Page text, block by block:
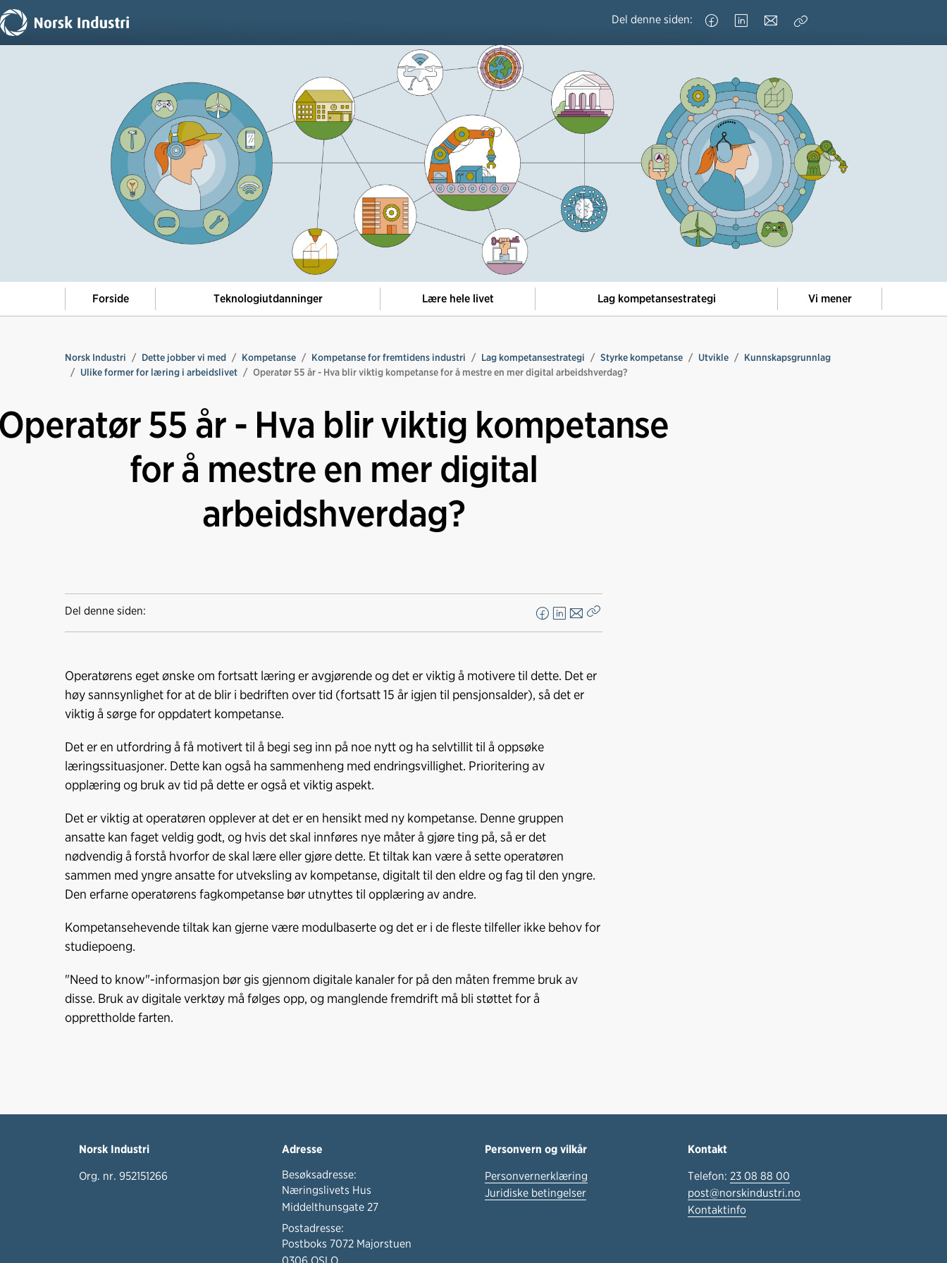
Del denne siden:
Forside Teknologiutdanninger Lære hele livet Lag kompetansestrategi Vi mener
Norsk Industri Dette jobber vi med Kompetanse Kompetanse for fremtidens industri Lag kompetansestrategi Styrke kompetanse Utvikle
Kunnskapsgrunnlag
Ulike former for læring i arbeidslivet
Operatør 55 år - Hva blir viktig kompetanse for å mestre en mer digital arbeidshverdag?
55 år - Hva blir viktig kompetanse
for å mestre en mer digital
arbeidshverdag?
Del denne siden:
F
a
e
o
L
i
k
d
E
-
o
s
Operatørens eget ønske om fortsatt læring er avgjørende og det er viktig å motivere til dette. Det er
høy sannsynlighet for at de blir i bedriften over tid (fortsatt 15 år igjen til pensjonsalder), så det er
viktig å sørge for oppdatert kompetanse.
Det er en utfordring å få motivert til å begi seg inn på noe nytt og ha selvtillit til å oppsøke
læringssituasjoner. Dette kan også ha sammenheng med endringsvillighet. Prioritering av
opplæring og bruk av tid på dette er også et viktig aspekt.
Det er viktig at operatøren opplever at det er en hensikt med ny kompetanse. Denne gruppen
ansatte kan faget veldig godt, og hvis det skal innføres nye måter å gjøre ting på, så er det
nødvendig å forstå hvorfor de skal lære eller gjøre dette. Et tiltak kan være å sette operatøren
sammen med yngre ansatte for utveksling av kompetanse, digitalt til den eldre og fag til den yngre.
Den erfarne operatørens fagkompetanse bør utnyttes til opplæring av andre.
Kompetansehevende tiltak kan gjerne være modulbaserte og det er i de fleste tilfeller ikke behov for
studiepoeng.
"Need to know"-informasjon bør gis gjennom digitale kanaler for på den måten fremme bruk av
disse. Bruk av digitale verktøy må følges opp, og manglende fremdrift må bli støttet for å
opprettholde farten.
Norsk Industri
Org. nr. 952151266
Adresse
Besøksadresse:
Næringslivets Hus
Middelthunsgate 27
Postadresse:
Postboks 7072 Majorstuen
Personvern og vilkår
Personvernerklæring
Juridiske betingelser
Kontakt
Telefon: 23 08 88 00
post@norskindustri.no
Kontaktinfo